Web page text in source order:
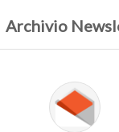
Archivio